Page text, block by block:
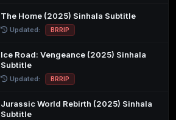
The Home (2025) Sinhala Subtitle
Updated: BRRIP
Ice Road: Vengeance (2025) Sinhala
Subtitle
Updated: BRRIP
Jurassic World Rebirth (2025) Sinhala
Subtitle